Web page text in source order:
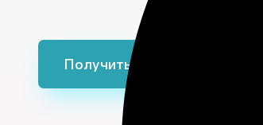
Получить консультацию